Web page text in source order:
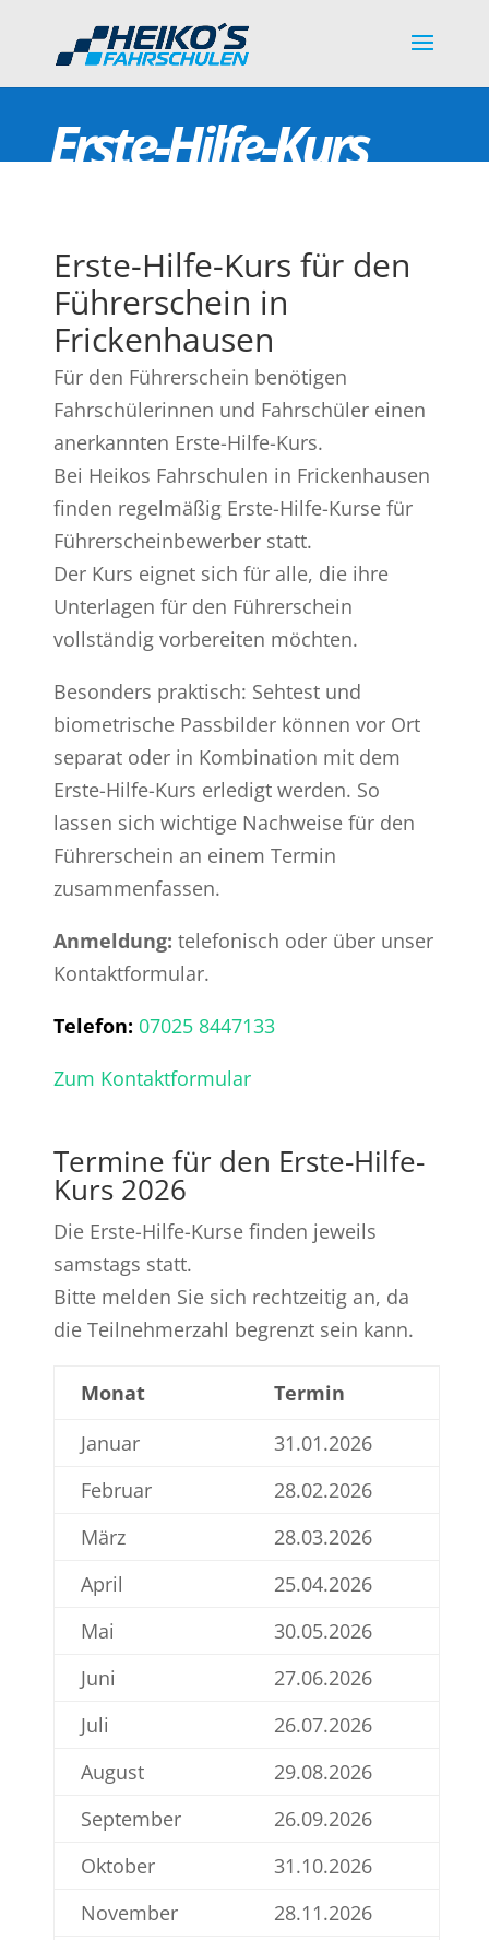
Erste-Hilfe-Kurs
Erste-Hilfe-Kurs für den
Führerschein in
Frickenhausen
Für den Führerschein benötigen
Fahrschülerinnen und Fahrschüler einen
anerkannten Erste-Hilfe-Kurs.
Bei Heikos Fahrschulen in Frickenhausen
finden regelmäßig Erste-Hilfe-Kurse für
Führerscheinbewerber statt.
Der Kurs eignet sich für alle, die ihre
Unterlagen für den Führerschein
vollständig vorbereiten möchten.
Besonders praktisch: Sehtest und
biometrische Passbilder können vor Ort
separat oder in Kombination mit dem
Erste-Hilfe-Kurs erledigt werden. So
lassen sich wichtige Nachweise für den
Führerschein an einem Termin
zusammenfassen.
Anmeldung: telefonisch oder über unser
Kontaktformular.
Telefon: 07025 8447133
Zum Kontaktformular
Termine für den Erste-Hilfe-
Kurs 2026
Die Erste-Hilfe-Kurse finden jeweils
samstags statt.
Bitte melden Sie sich rechtzeitig an, da
die Teilnehmerzahl begrenzt sein kann.
Monat
Termin
Januar
31.01.2026
Februar
28.02.2026
März
28.03.2026
April
25.04.2026
Mai
30.05.2026
Juni
27.06.2026
Juli
26.07.2026
August
29.08.2026
September
26.09.2026
Oktober
31.10.2026
November
28.11.2026